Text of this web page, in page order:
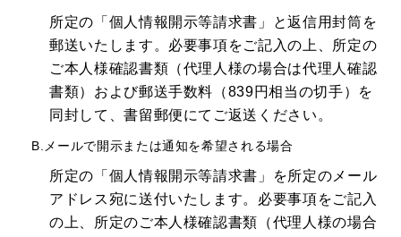
所定の「個人情報開示等請求書」と返信用封筒を
郵送いたします。必要事項をご記入の上、所定の
ご本人様確認書類（代理人様の場合は代理人確認
書類）および郵送手数料（839円相当の切手）を
同封して、書留郵便にてご返送ください。
B.メールで開示または通知を希望される場合
所定の「個人情報開示等請求書」を所定のメール
アドレス宛に送付いたします。必要事項をご記入
の上、所定のご本人様確認書類（代理人様の場合